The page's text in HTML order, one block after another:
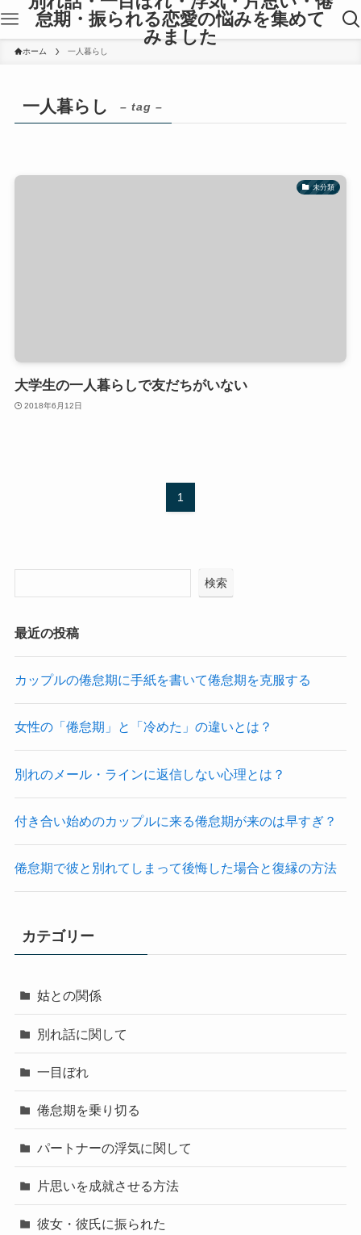
怠期・振られる恋愛の悩みを集めて
みました
ホーム 一人暮らし
一人暮らし – tag –
未分類
大学生の一人暮らしで友だちがいない
2018年6月12日
1
検索
最近の投稿
カップルの倦怠期に手紙を書いて倦怠期を克服する
女性の「倦怠期」と「冷めた」の違いとは？
別れのメール・ラインに返信しない心理とは？
付き合い始めのカップルに来る倦怠期が来のは早すぎ？
倦怠期で彼と別れてしまって後悔した場合と復縁の方法
カテゴリー
姑との関係
別れ話に関して
一目ぼれ
倦怠期を乗り切る
パートナーの浮気に関して
片思いを成就させる方法
彼女・彼氏に振られた